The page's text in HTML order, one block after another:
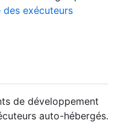
des exécuteurs
de développement
auto-hébergés.